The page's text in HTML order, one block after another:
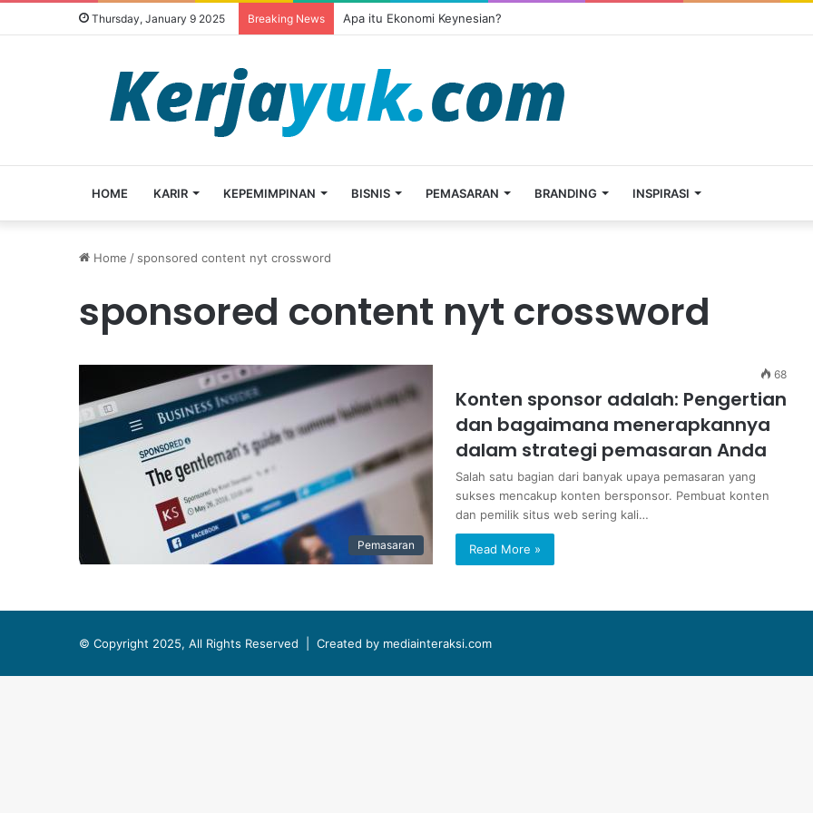
Thursday, January 9 2025 Breaking News Apa itu Ekonomi Keynesian?
HOME KARIR KEPEMIMPINAN BISNIS PEMASARAN BRANDING INSPIRASI
Home / sponsored content nyt crossword
sponsored content nyt crossword
Pemasaran
68
Konten sponsor adalah: Pengertian
dan bagaimana menerapkannya
dalam strategi pemasaran Anda
Salah satu bagian dari banyak upaya pemasaran yang
sukses mencakup konten bersponsor. Pembuat konten
dan pemilik situs web sering kali…
Read More »
© Copyright 2025, All Rights Reserved | Created by mediainteraksi.com